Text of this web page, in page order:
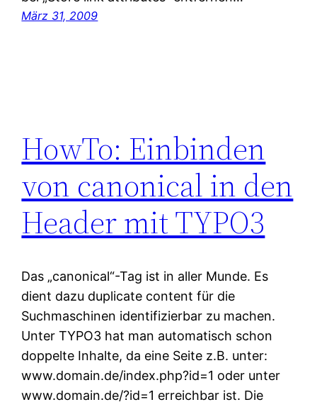
März 31, 2009
HowTo: Einbinden
von canonical in den
Header mit TYPO3
Das „canonical“-Tag ist in aller Munde. Es
dient dazu duplicate content für die
Suchmaschinen identifizierbar zu machen.
Unter TYPO3 hat man automatisch schon
doppelte Inhalte, da eine Seite z.B. unter:
www.domain.de/index.php?id=1 oder unter
www.domain.de/?id=1 erreichbar ist. Die